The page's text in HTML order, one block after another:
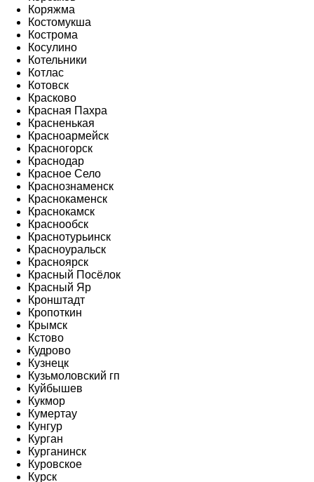
Коряжма
Костомукша
Кострома
Косулино
Котельники
Котлас
Котовск
Красково
Красная Пахра
Красненькая
Красноармейск
Красногорск
Краснодар
Красное Село
Краснознаменск
Краснокаменск
Краснокамск
Краснообск
Краснотурьинск
Красноуральск
Красноярск
Красный Посёлок
Красный Яр
Кронштадт
Кропоткин
Крымск
Кстово
Кудрово
Кузнецк
Кузьмоловский гп
Куйбышев
Кукмор
Кумертау
Кунгур
Курган
Курганинск
Куровское
Курск